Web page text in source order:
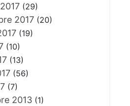
(29)
2017(20)
(19)
(10)
(13)
(56)
(7)
2013(1)